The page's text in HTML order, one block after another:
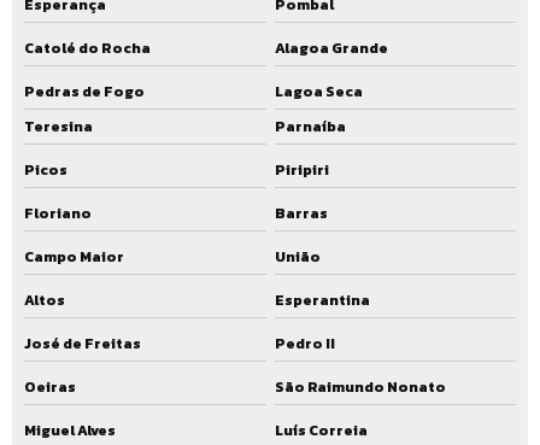
Esperança
Pombal
Catolé do Rocha
Alagoa Grande
Pedras de Fogo
Lagoa Seca
Teresina
Parnaíba
Picos
Piripiri
Floriano
Barras
Campo Maior
União
Altos
Esperantina
José de Freitas
Pedro II
Oeiras
São Raimundo Nonato
Miguel Alves
Luís Correia